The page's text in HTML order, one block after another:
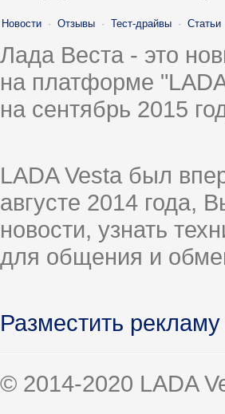
Новости · Отзывы · Тест-драйвы · Статьи
Лада Веста - это
на платформе
на сентябрь 2015
LADA Vesta был
августе 2014 года,
новости, узнать
для общения и
Разместить
© 2014-2020 LADA